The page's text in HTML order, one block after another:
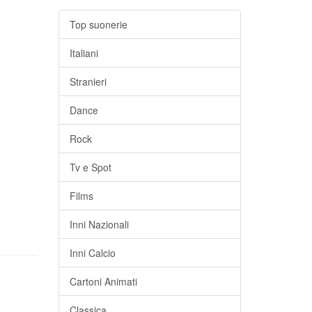
Top suonerie
Italiani
Stranieri
Dance
Rock
Tv e Spot
Films
Inni Nazionali
Inni Calcio
Cartoni Animati